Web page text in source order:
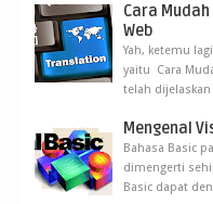
Cara
Web
Yah, ketemu
yaitu Cara
telah dijelaskan
Mengenal
Bahasa Basic
dimengerti
Basic dapat